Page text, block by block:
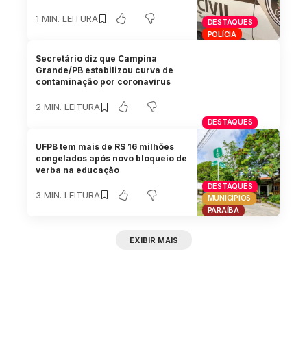
DESTAQUES
POLÍCIA
1 MIN. LEITURA
DESTAQUES
Secretário diz que Campina
Grande/PB estabilizou curva de
contaminação por coronavírus
2 MIN. LEITURA
DESTAQUES
MUNICÍPIOS
PARAÍBA
UFPB tem mais de R$ 16 milhões
congelados após novo bloqueio de
verba na educação
3 MIN. LEITURA
EXIBIR MAIS